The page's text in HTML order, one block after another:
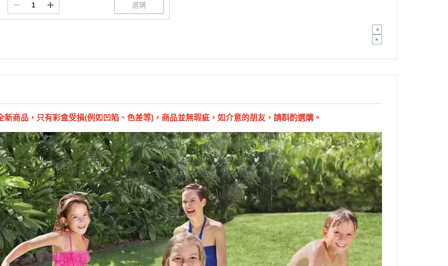
新商品，只有彩盒受損(例如凹陷、色差等)，商品並無瑕疵，如介意的朋友，請斟酌選購。